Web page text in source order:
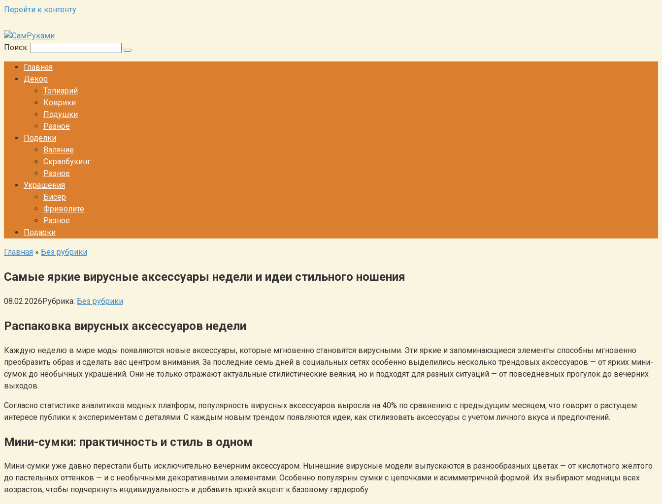
Перейти к контенту
Поиск:
Главная
Декор
Топиарий
Коврики
Подушки
Разное
Поделки
Валяние
Скрапбукинг
Разное
Украшения
Бисер
Фриволите
Разное
Подарки
Главная » Без рубрики
Самые яркие вирусные аксессуары недели и идеи стильного ношения
08.02.2026Рубрика: Без рубрики
Распаковка вирусных аксессуаров недели
Каждую неделю в мире моды появляются новые аксессуары, которые мгновенно становятся вирусными. Эти яркие и запоминающиеся элементы способны мгновенно
преобразить образ и сделать вас центром внимания. За последние семь дней в социальных сетях особенно выделились несколько трендовых аксессуаров — от ярких мини-
сумок до необычных украшений. Они не только отражают актуальные стилистические веяния, но и подходят для разных ситуаций — от повседневных прогулок до вечерних
выходов.
Согласно статистике аналитиков модных платформ, популярность вирусных аксессуаров выросла на 40% по сравнению с предыдущим месяцем, что говорит о растущем
интересе публики к экспериментам с деталями. С каждым новым трендом появляются идеи, как стилизовать аксессуары с учетом личного вкуса и предпочтений.
Мини-сумки: практичность и стиль в одном
Мини-сумки уже давно перестали быть исключительно вечерним аксессуаром. Нынешние вирусные модели выпускаются в разнообразных цветах — от кислотного жёлтого
до пастельных оттенков — и с необычными декоративными элементами. Особенно популярны сумки с цепочками и асимметричной формой. Их выбирают модницы всех
возрастов, чтобы подчеркнуть индивидуальность и добавить яркий акцент к базовому гардеробу.